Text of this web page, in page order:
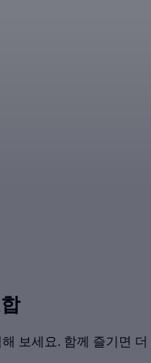
보세요. 함께 즐기면